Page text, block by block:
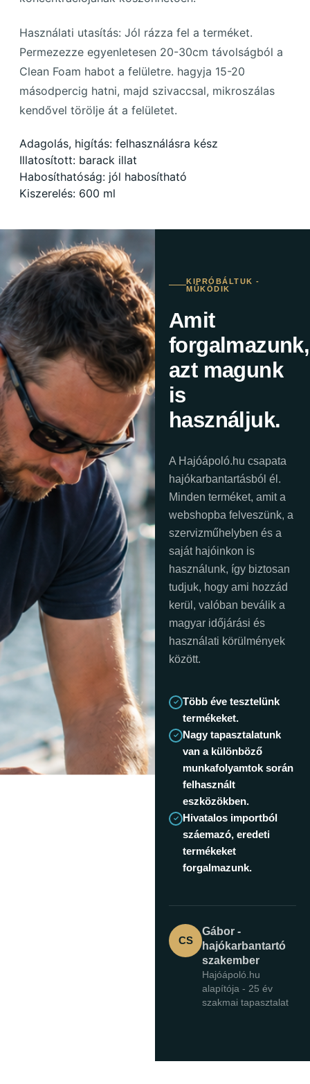
Használati utasítás: Jól rázza fel a terméket.
Permezezze egyenletesen 20-30cm távolságból a
Clean Foam habot a felületre. hagyja 15-20
másodpercig hatni, majd szivaccsal, mikroszálas
kendővel törölje át a felületet.
Adagolás, higítás: felhasználásra kész
Illatosított: barack illat
Habosíthatóság: jól habosítható
Kiszerelés: 600 ml
KIPRÓBÁLTUK -
MŰKÖDIK
Amit
forgalmazunk,
azt magunk
is
használjuk.
A Hajóápoló.hu csapata
hajókarbantartásból él.
Minden terméket, amit a
webshopba felveszünk, a
szervizműhelyben és a
saját hajóinkon is
használunk, így biztosan
tudjuk, hogy ami hozzád
kerül, valóban beválik a
magyar időjárási és
használati körülmények
között.
Több éve tesztelünk
termékeket.
Nagy tapasztalatunk
van a különböző
munkafolyamtok során
felhasznált
eszközökben.
Hivatalos importból
száemazó, eredeti
termékeket
forgalmazunk.
CS
Gábor -
hajókarbantartó
szakember
Hajóápoló.hu
alapítója - 25 év
szakmai tapasztalat